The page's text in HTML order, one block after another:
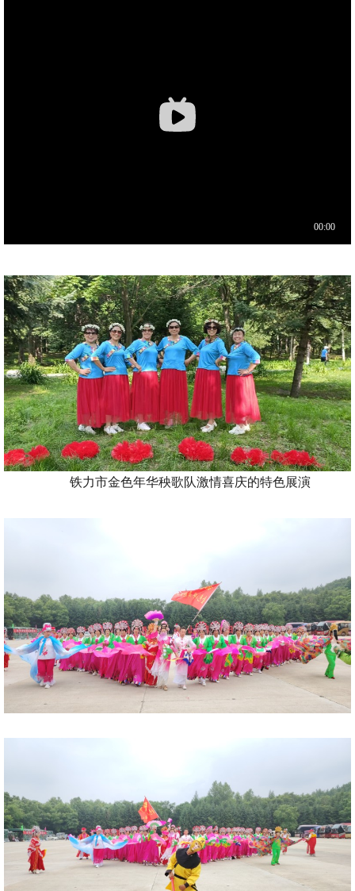
铁力市金色年华秧歌队激情喜庆的特色展演